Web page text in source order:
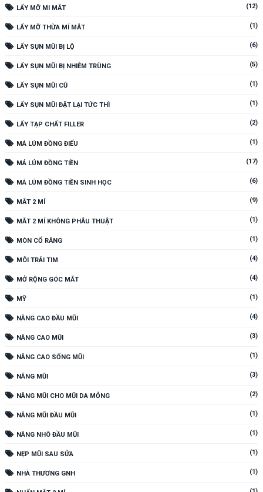
LẤY MỠ MI MẮT (12)
LẤY MỠ THỪA MÍ MẮT (1)
LẤY SỤN MŨI BỊ LỘ (6)
LẤY SỤN MŨI BỊ NHIỄM TRÙNG (5)
LẤY SỤN MŨI CŨ (1)
LẤY SỤN MŨI ĐẶT LẠI TỨC THÌ (1)
LẤY TẠP CHẤT FILLER (2)
MÁ LÚM ĐỒNG ĐIẾU (1)
MÁ LÚM ĐỒNG TIỀN (17)
MÁ LÚM ĐỒNG TIỀN SINH HỌC (6)
MẮT 2 MÍ (9)
MẮT 2 MÍ KHÔNG PHẪU THUẬT (1)
MÒN CỔ RĂNG (1)
MÔI TRÁI TIM (4)
MỞ RỘNG GÓC MẮT (4)
MỸ (1)
NÂNG CAO ĐẦU MŨI (4)
NÂNG CAO MŨI (3)
NÂNG CAO SỐNG MŨI (1)
NÂNG MŨI (3)
NÂNG MŨI CHO MŨI DA MỎNG (2)
NÂNG MŨI ĐẦU MŨI (1)
NÂNG NHÔ ĐẦU MŨI (1)
NẸP MŨI SAU SỬA (1)
NHÀ THƯƠNG GNH (1)